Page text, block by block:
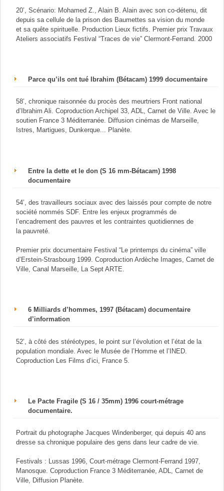
20’, Scénario: Mohamed Z., Alain B. Alain avec son co-détenu, dit
depuis sa cellule de la prison des Baumettes sa vision du monde
et sa quête spirituelle. Production Lieux fictifs. Premier prix Travaux
Ateliers associatifs Festival “Traces de vie” Clermont-Ferrand. 2000
Parce qu’ils ont tué Ibrahim (Bétacam) 1999 documentaire
58’, chronique raisonnée du procès des meurtriers Front national
d’Ibrahim Ali. Coproduction Archipel 33, ADL, Carnet de Ville. Avec le
soutien France 3 Méditerranée. Diffusion cinémas de Marseille,
Istres, Martigues, Dunkerque... Planète.
Entre la dette et le don (S 16 mm-Bétacam) 1998
documentaire
54’, des travailleurs sociaux avec des laissés pour compte de notre
société nommés SDF. Entre les enjeux programmés de
l’encadrement des pauvres et les contraintes quotidiennes de
la pauvreté.
Premier prix documentaire Festival “Le printemps du cinéma” ville
d’Erstein-Strasbourg 1999. Coproduction Ardèche Images, Carnet de
Ville, Canal Marseille, La Sept ARTE.
6 Milliards d’hommes, 1997 (Bétacam) documentaire
d’information
52’, à côté des stéréotypes, le point sur l’évolution et l’état de la
population mondiale. Avec le Musée de l’Homme et l’INED.
Coproduction Les Films d’ici, France 5.
Le Pacte Fragile (S 16 / 35mm) 1996 court-métrage
documentaire.
Portrait du photographe Jacques Windenberger, qui depuis 40 ans
dresse sa chronique populaire des gens dans leur cadre de vie.
Festivals : Lussas 1996, Court-métrage Clermont-Ferrand 1997,
Manosque. Coproduction France 3 Méditerranée, ADL, Carnet de
Ville, Diffusion Planète.